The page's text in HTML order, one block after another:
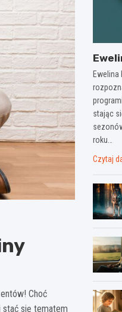
Choć
stać się tematem
Ewelina
stając
roku…
Czytaj